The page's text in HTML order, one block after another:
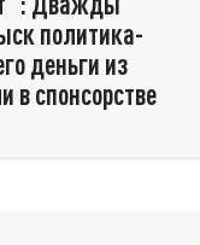
политика-
деньги из
в спонсорстве